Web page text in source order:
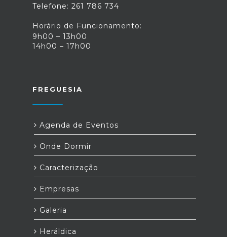
Telefone: 261 786 734
Horário de Funcionamento:
9h00 – 13h00
14h00 – 17h00
FREGUESIA
Agenda de Eventos
Onde Dormir
Caracterização
Empresas
Galeria
Heráldica